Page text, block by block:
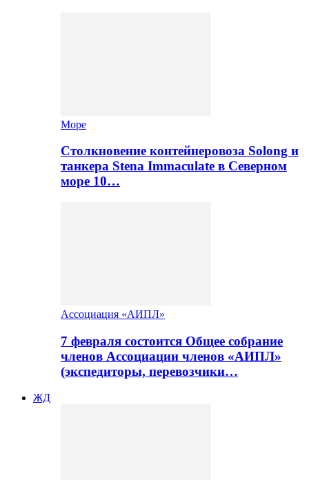
Море
Столкновение контейнеровоза Solong и
танкера Stena Immaculate в Северном
море 10…
Ассоциация «АИПЛ»
7 февраля состоится Общее собрание
членов Ассоциации членов «АИПЛ»
(экспедиторы, перевозчики…
ЖД